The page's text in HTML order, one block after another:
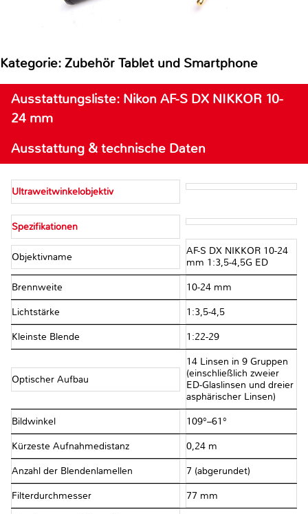
Kategorie: Zubehör Tablet und Smartphone
Ausstattungsliste: Nikon AF-S DX NIKKOR 10-
24 mm
Ausstattung & technische Daten
Ultraweitwinkelobjektiv
Spezifikationen
Objektivname
AF-S DX NIKKOR 10-24
mm 1:3,5-4,5G ED
Brennweite 10-24 mm
Lichtstärke 1:3,5-4,5
Kleinste Blende 1:22-29
Optischer Aufbau
14 Linsen in 9 Gruppen
(einschließlich zweier
ED-Glaslinsen und dreier
asphärischer Linsen)
Bildwinkel 109°–61°
Kürzeste Aufnahmedistanz 0,24 m
Anzahl der Blendenlamellen 7 (abgerundet)
Filterdurchmesser 77 mm